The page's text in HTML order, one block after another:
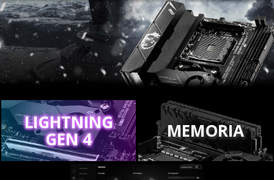
LIGHTNING
GEN 4 MEMORIA